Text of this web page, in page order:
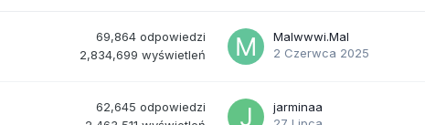
69,864 odpowiedzi
2,834,699 wyświetleń
Malwwwi.Mal
2 Czerwca 2025
62,645 odpowiedzi
jarminaa